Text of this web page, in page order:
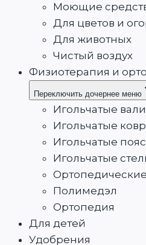
Моющие
Для цветов и
Для животных
Чистый воздух
Физиотерапия и
Переключить дочернее меню
Игольчатые
Игольчатые
Игольчатые
Игольчатые
Полимедэл
Ортопедия
Для детей
Удобрения